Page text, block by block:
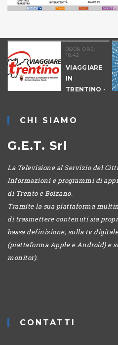
05/08 ORE:
18.42
VIAGGIARE
IN
TRENTINO -
CHI SIAMO
G.E.T. Srl
La Televisione al Servizio del
Informazioni e programmi di
di Trento e Bolzano.
Tramite la sua piattaforma
di trasmettere contenuti sia
bassa definizione, sulla tv
(piattaforma Apple e Android) e
monitor).
CONTATTI